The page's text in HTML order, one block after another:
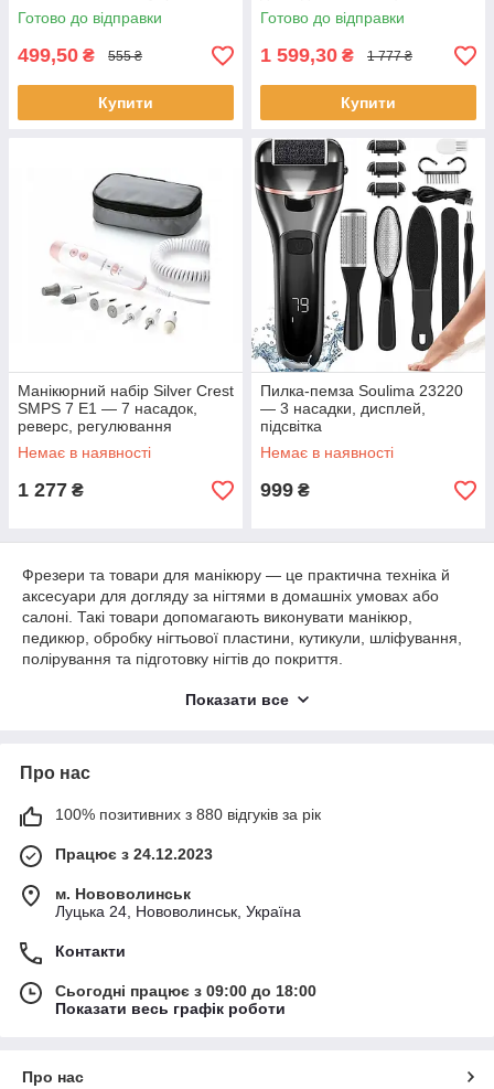
Готово до відправки
499,50 ₴ 555 ₴
Купити
Готово до відправки
1 599,30 ₴ 1 777 ₴
Купити
Манікюрний набір Silver Crest
SMPS 7 E1 — 7 насадок,
реверс, регулювання
Немає в наявності
1 277 ₴
Пилка-пемза Soulima 23220
— 3 насадки, дисплей,
підсвітка
Немає в наявності
999 ₴
Фрезери та товари для манікюру — це практична техніка й
аксесуари для догляду за нігтями в домашніх умовах або
салоні. Такі товари допомагають виконувати манікюр,
педикюр, обробку нігтьової пластини, кутикули, шліфування,
полірування та підготовку нігтів до покриття.
манікюру, апарат для манікюру та педикюру, насадки, лампи
потужністю, швидкістю обертання, комплектом фрез, зручним
підходять для особистого використання, навчання та
Обирайте фрезери та товари для манікюру онлайн в HotBuy
та замовляйте потрібні аксесуари для краси й догляду з
доставкою по Україні
Показати все
Про нас
100% позитивних з 880 відгуків за рік
Працює з 24.12.2023
м. Нововолинськ
Луцька 24, Нововолинськ, Україна
Контакти
Сьогодні працює з 09:00 до 18:00
Показати весь графік роботи
Про нас